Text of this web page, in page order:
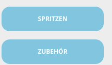
SPRITZEN
ZUBEHÖR